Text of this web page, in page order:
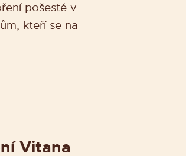
pošesté v
kteří se na
Vitana